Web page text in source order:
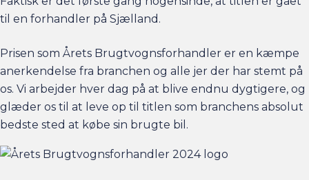
til en forhandler på Sjælland.
Prisen som Årets Brugtvognsforhandler er en kæmpe
anerkendelse fra branchen og alle jer der har stemt på
os. Vi arbejder hver dag på at blive endnu dygtigere, og
glæder os til at leve op til titlen som branchens absolut
bedste sted at købe sin brugte bil.